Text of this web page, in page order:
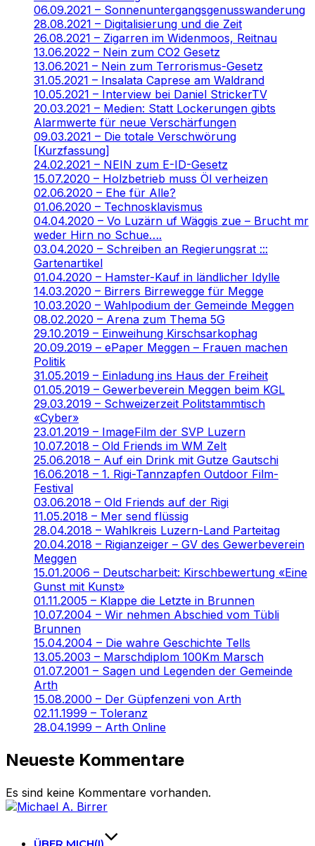
06.09.2021 – Sonnenuntergangsgenusswanderung
28.08.2021 – Digitalisierung und die Zeit
26.08.2021 – Zigarren im Widenmoos, Reitnau
13.06.2022 – Nein zum CO2 Gesetz
13.06.2021 – Nein zum Terrorismus-Gesetz
31.05.2021 – Insalata Caprese am Waldrand
10.05.2021 – Interview bei Daniel StrickerTV
20.03.2021 – Medien: Statt Lockerungen gibts
Alarmwerte für neue Verschärfungen
09.03.2021 – Die totale Verschwörung
[Kurzfassung]
24.02.2021 – NEIN zum E-ID-Gesetz
15.07.2020 – Holzbetrieb muss Öl verheizen
02.06.2020 – Ehe für Alle?
01.06.2020 – Technosklavismus
04.04.2020 – Vo Luzärn uf Wäggis zue – Brucht mr
weder Hirn no Schue….
03.04.2020 – Schreiben an Regierungsrat :::
Gartenartikel
01.04.2020 – Hamster-Kauf in ländlicher Idylle
14.03.2020 – Birrers Birrewegge für Megge
10.03.2020 – Wahlpodium der Gemeinde Meggen
08.02.2020 – Arena zum Thema 5G
29.10.2019 – Einweihung Kirschsarkophag
20.09.2019 – ePaper Meggen – Frauen machen
Politik
31.05.2019 – Einladung ins Haus der Freiheit
01.05.2019 – Gewerbeverein Meggen beim KGL
29.03.2019 – Schweizerzeit Politstammtisch
«Cyber»
23.01.2019 – ImageFilm der SVP Luzern
10.07.2018 – Old Friends im WM Zelt
25.06.2018 – Auf ein Drink mit Gutze Gautschi
16.06.2018 – 1. Rigi-Tannzapfen Outdoor Film-
Festival
03.06.2018 – Old Friends auf der Rigi
11.05.2018 – Mer send flüssig
28.04.2018 – Wahlkreis Luzern-Land Parteitag
20.04.2018 – Rigianzeiger – GV des Gewerbeverein
Meggen
15.01.2006 – Deutscharbeit: Kirschbewertung «Eine
Gunst mit Kunst»
01.11.2005 – Klappe die Letzte in Brunnen
10.07.2004 – Wir nehmen Abschied vom Tübli
Brunnen
15.04.2004 – Die wahre Geschichte Tells
13.05.2003 – Marschdiplom 100Km Marsch
01.07.2001 – Sagen und Legenden der Gemeinde
Arth
15.08.2000 – Der Güpfenzeni von Arth
02.11.1999 – Toleranz
28.04.1999 – Arth Online
Neueste Kommentare
Es sind keine Kommentare vorhanden.
Skip
ÜBER MICH(I)